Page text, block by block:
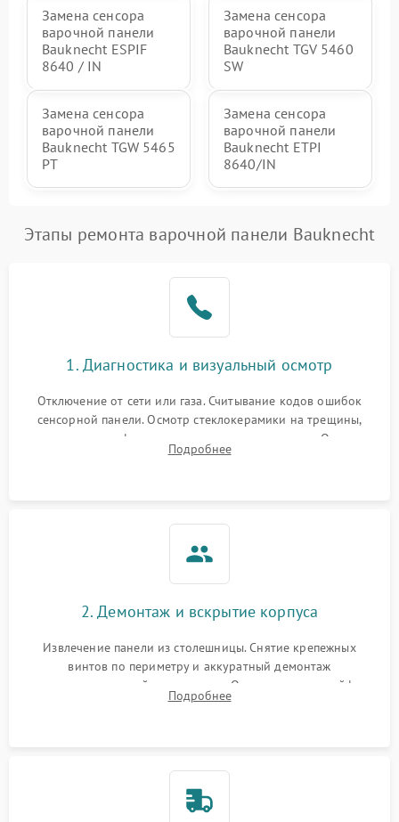
Замена сенсора
варочной панели
Bauknecht ESPIF
8640 / IN
Замена сенсора
варочной панели
Bauknecht TGV 5460
SW
Замена сенсора
варочной панели
Bauknecht TGW 5465
PT
Замена сенсора
варочной панели
Bauknecht ETPI
8640/IN
Этапы ремонта варочной панели Bauknecht
1. Диагностика и визуальный осмотр
Отключение от сети или газа. Считывание кодов ошибок
сенсорной панели. Осмотр стеклокерамики на трещины,
проверка конфорок на равномерность нагрева. Опрос
клиента о симптомах (не включается, не видит посуду,
Подробнее
2. Демонтаж и вскрытие корпуса
Извлечение панели из столешницы. Снятие крепежных
винтов по периметру и аккуратный демонтаж
стеклокерамической поверхности. Отсоединение шлейфов
сенсорного блока для доступа к силовым платам, катушкам
Подробнее